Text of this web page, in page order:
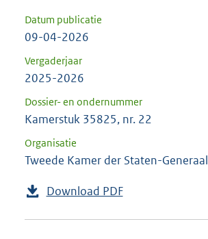
Datum publicatie
09-04-2026
Vergaderjaar
2025-2026
Dossier- en ondernummer
Kamerstuk 35825, nr. 22
Organisatie
Tweede Kamer der Staten-Generaal
Download PDF